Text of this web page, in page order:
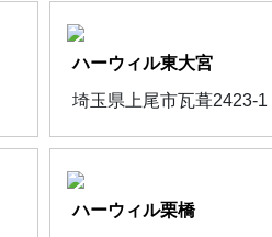
ハーウィル東大宮
埼玉県上尾市瓦葺2423-1
ハーウィル栗橋